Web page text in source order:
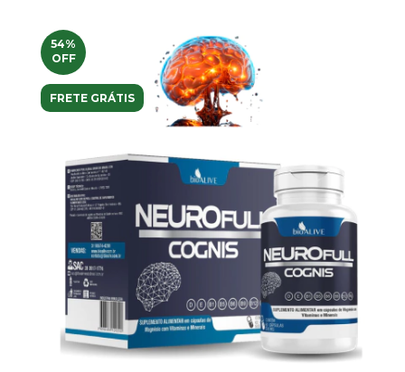
54%
OFF
FRETE GRÁTIS